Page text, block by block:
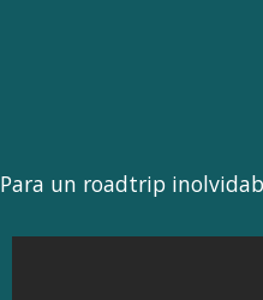
Para un roadtrip